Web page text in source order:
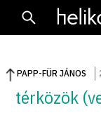
PAPP-FÜR JÁNOS
térközök